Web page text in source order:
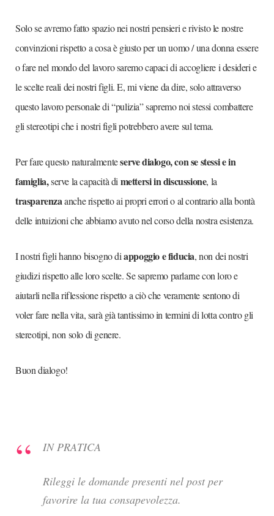
Solo se avremo fatto spazio nei nostri pensieri e rivisto le nostre
convinzioni rispetto a cosa è giusto per un uomo / una donna essere
o fare nel mondo del lavoro saremo capaci di accogliere i desideri e
le scelte reali dei nostri figli. E, mi viene da dire, solo attraverso
questo lavoro personale di “pulizia” sapremo noi stessi combattere
gli stereotipi che i nostri figli potrebbero avere sul tema.
Per fare questo naturalmenteserve dialogo, con se stessi e in
famiglia,serve la capacità dimettersi in discussione, la
trasparenzaanche rispetto ai propri errori o al contrario alla bontà
delle intuizioni che abbiamo avuto nel corso della nostra esistenza.
I nostri figli hanno bisogno diappoggio e fiducia, non dei nostri
giudizi rispetto alle loro scelte. Se sapremo parlarne con loro e
aiutarli nella riflessione rispetto a ciò che veramente sentono di
voler fare nella vita, sarà già tantissimo in termini di lotta contro gli
stereotipi, non solo di genere.
Buon dialogo!
IN PRATICA
Rileggi le domande presenti nel post per
favorire la tua consapevolezza.